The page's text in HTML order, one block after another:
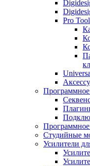
Pro
Программное
Программное
Студийные
Усилители